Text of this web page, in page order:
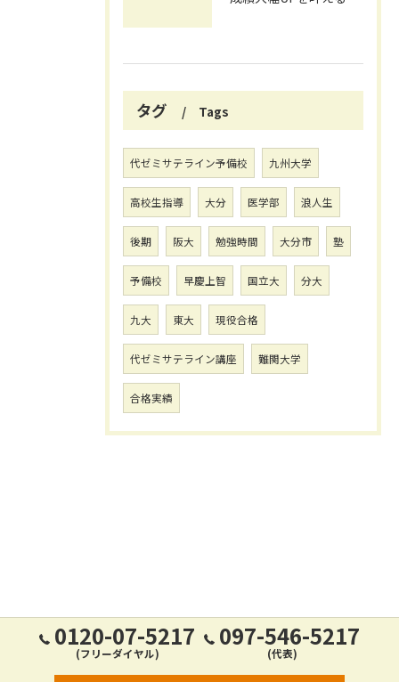
タグ Tags
代ゼミサテライン予備校 九州大学
高校生指導 大分 医学部 浪人生
後期 阪大 勉強時間 大分市 塾
予備校 早慶上智 国立大 分大
九大 東大 現役合格
代ゼミサテライン講座 難関大学
合格実績
0120-07-5217
(フリーダイヤル)
097-546-5217
(代表)